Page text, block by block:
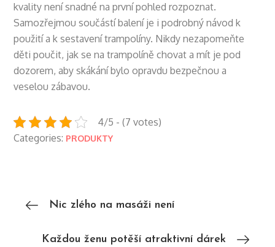
kvality není snadné na první pohled rozpoznat.
Samozřejmou součástí balení je i podrobný návod k
použití a k sestavení trampolíny. Nikdy nezapomeňte
děti poučit, jak se na trampolíně chovat a mít je pod
dozorem, aby skákání bylo opravdu bezpečnou a
veselou zábavou.
4/5 - (7 votes)
Categories: PRODUKTY
Navigace
pro
Nic zlého na masáži není
Každou ženu potěší atraktivní dárek